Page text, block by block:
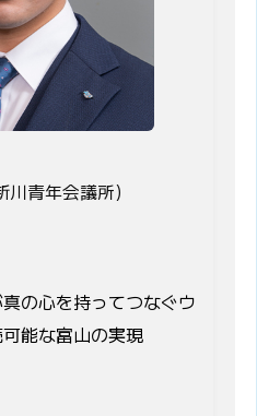
川青年会議所)
の心を持ってつなぐウ
能な富山の実現